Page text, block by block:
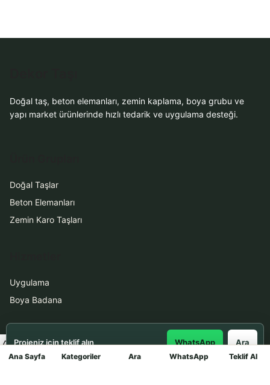
Ana Sayfa Kategoriler Ara WhatsApp Teklif Al
Doğal taş, beton elemanları, zemin kaplama, boya grubu ve
yapı market ürünlerinde hızlı tedarik ve uygulama desteği.
Doğal Taşlar
Beton Elemanları
Zemin Karo Taşları
Uygulama
Boya Badana
İletişim
0531 912 78 21
Projeniz için teklif alın WhatsApp Ara